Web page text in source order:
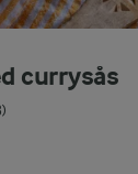
currysås